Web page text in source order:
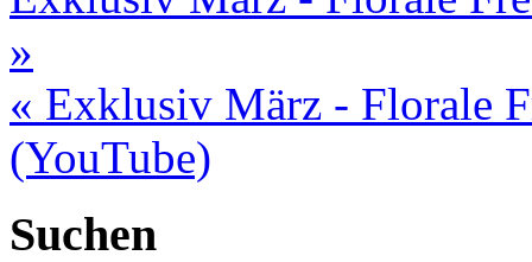
»
« Exklusiv März - Florale
(YouTube)
Suchen